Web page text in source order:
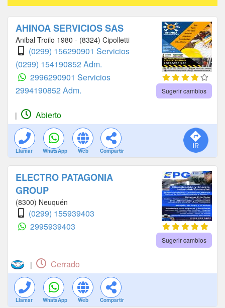
AHINOA SERVICIOS SAS
Anibal Troilo 1980 - (8324) Cipolletti
(0299) 156290901 Servicios
(0299) 154190852 Adm.
2996290901 Servicios
2994190852 Adm.
Sugerir cambios
| Abierto
Llamar WhatsApp Web Compartir
ELECTRO PATAGONIA
GROUP
(8300) Neuquén
(0299) 155939403
2995939403
Sugerir cambios
| Cerrado
Llamar WhatsApp Web Compartir